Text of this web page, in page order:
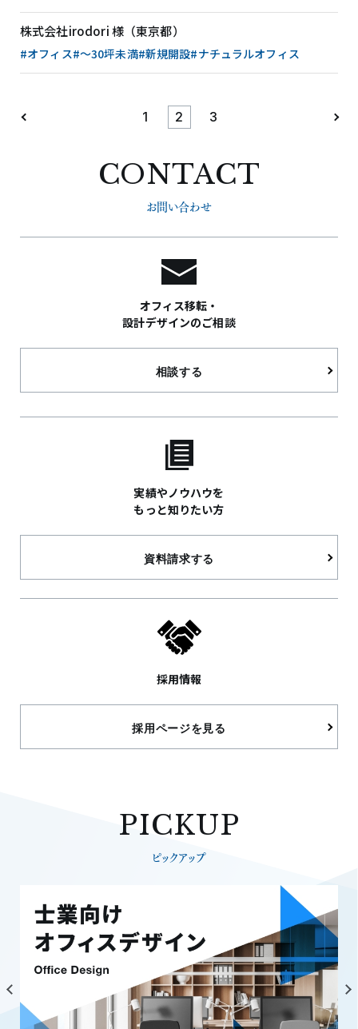
株式会社irodori 様（東京都）
#オフィス#〜30坪未満#新規開設#ナチュラルオフィス
1 2 3
CONTACT
お問い合わせ
オフィス移転・
設計デザインのご相談
相談する
実績やノウハウを
もっと知りたい方
資料請求する
採用情報
採用ページを見る
PICKUP
ピックアップ